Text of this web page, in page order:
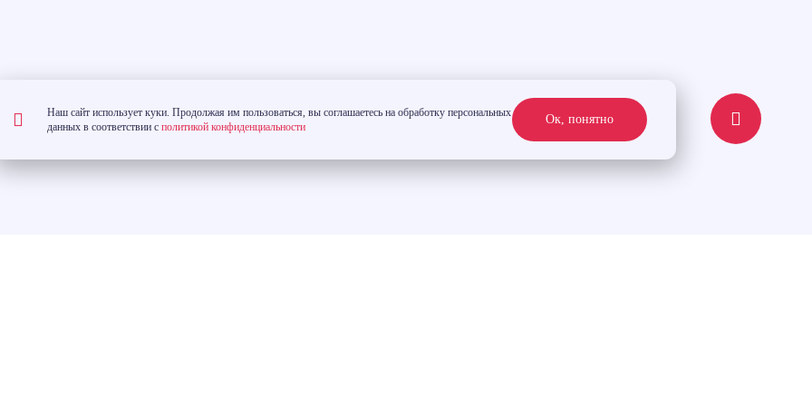
Наш сайт использует куки. Продолжая им пользоваться, вы соглашаетесь на обработку персональных
данных в соответствии с политикой конфиденциальности
Ок, понятно